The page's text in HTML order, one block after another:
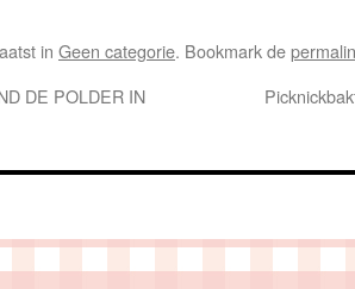
in Geen categorie. Bookmark de
DE POLDER IN